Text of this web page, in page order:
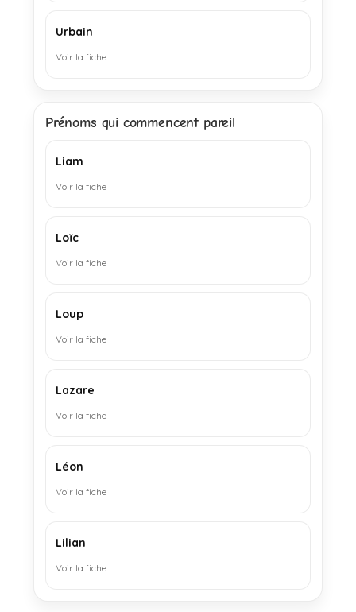
Urbain
Voir la fiche
Prénoms qui commencent pareil
Liam
Voir la fiche
Loïc
Voir la fiche
Loup
Voir la fiche
Lazare
Voir la fiche
Léon
Voir la fiche
Lilian
Voir la fiche